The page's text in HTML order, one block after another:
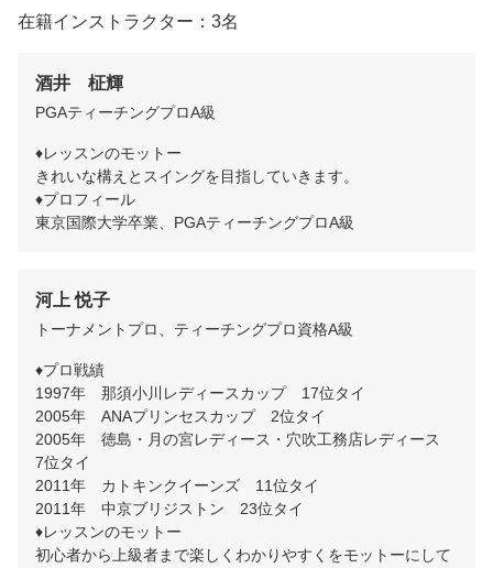
在籍インストラクター：3名
酒井　柾輝
PGAティーチングプロA級
♦レッスンのモットー
きれいな構えとスイングを目指していきます。
♦プロフィール
東京国際大学卒業、PGAティーチングプロA級
河上 悦子
トーナメントプロ、ティーチングプロ資格A級
♦プロ戦績
1997年　那須小川レディースカップ　17位タイ
2005年　ANAプリンセスカップ　2位タイ
2005年　徳島・月の宮レディース・穴吹工務店レディース
7位タイ
2011年　カトキンクイーンズ　11位タイ
2011年　中京ブリジストン　23位タイ
♦レッスンのモットー
初心者から上級者まで楽しくわかりやすくをモットーにして